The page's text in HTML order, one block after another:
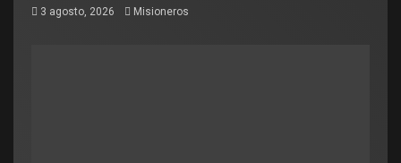
3 agosto, 2026 Misioneros